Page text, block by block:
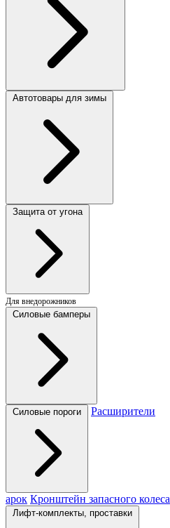
Автотовары для зимы
Защита от угона
Для внедорожников
Силовые бамперы
Силовые пороги Расширители
арок Кронштейн запасного колеса
Лифт-комплекты, проставки